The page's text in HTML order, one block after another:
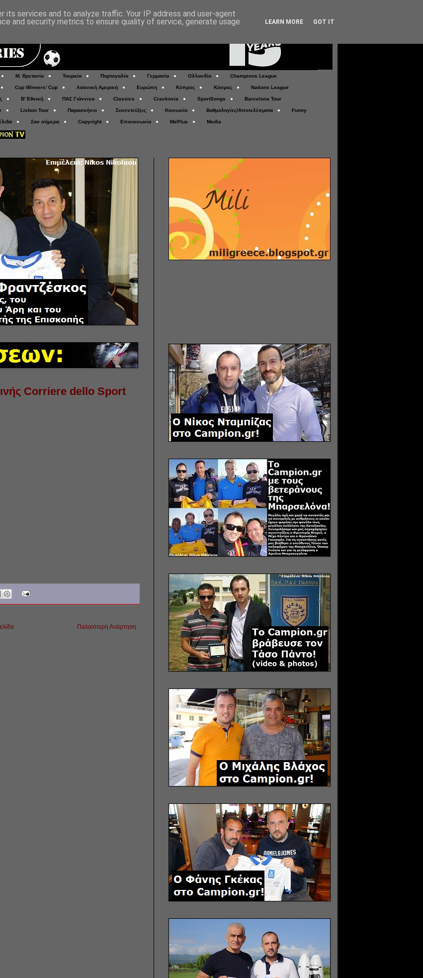
Μ. Βρετανία Τουρκία Πορτογαλία Γερμανία Ολλανδία Champions League
Cup Winners' Cup Λατινική Αμερική Ευρώπη Κύπρος Κόσμος Nations League
Β' Εθνική ΠΑΣ Γιάννινα Classics Crackovia SportSongs Barcelona Tour
Lisbon Tour Παρασκήνιο Συνεντεύξεις Κοινωνία Βαθμολογίες/Αποτελέσματα Funny
Σαν σήμερα Copyright Επικοινωνία MePlus Media
Corriere dello Sport
Παλαιότερη Ανάρτηση
services and to analyze traffic. Your IP address and user-agent
and security metrics to ensure quality of service, generate usage
LEARN MORE GOT IT